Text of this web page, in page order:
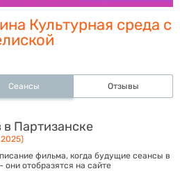
Культурная среда с
Сеансы Отзывы
Партизанске
фильма, когда будущие сеансы в
они отобразятся на сайте